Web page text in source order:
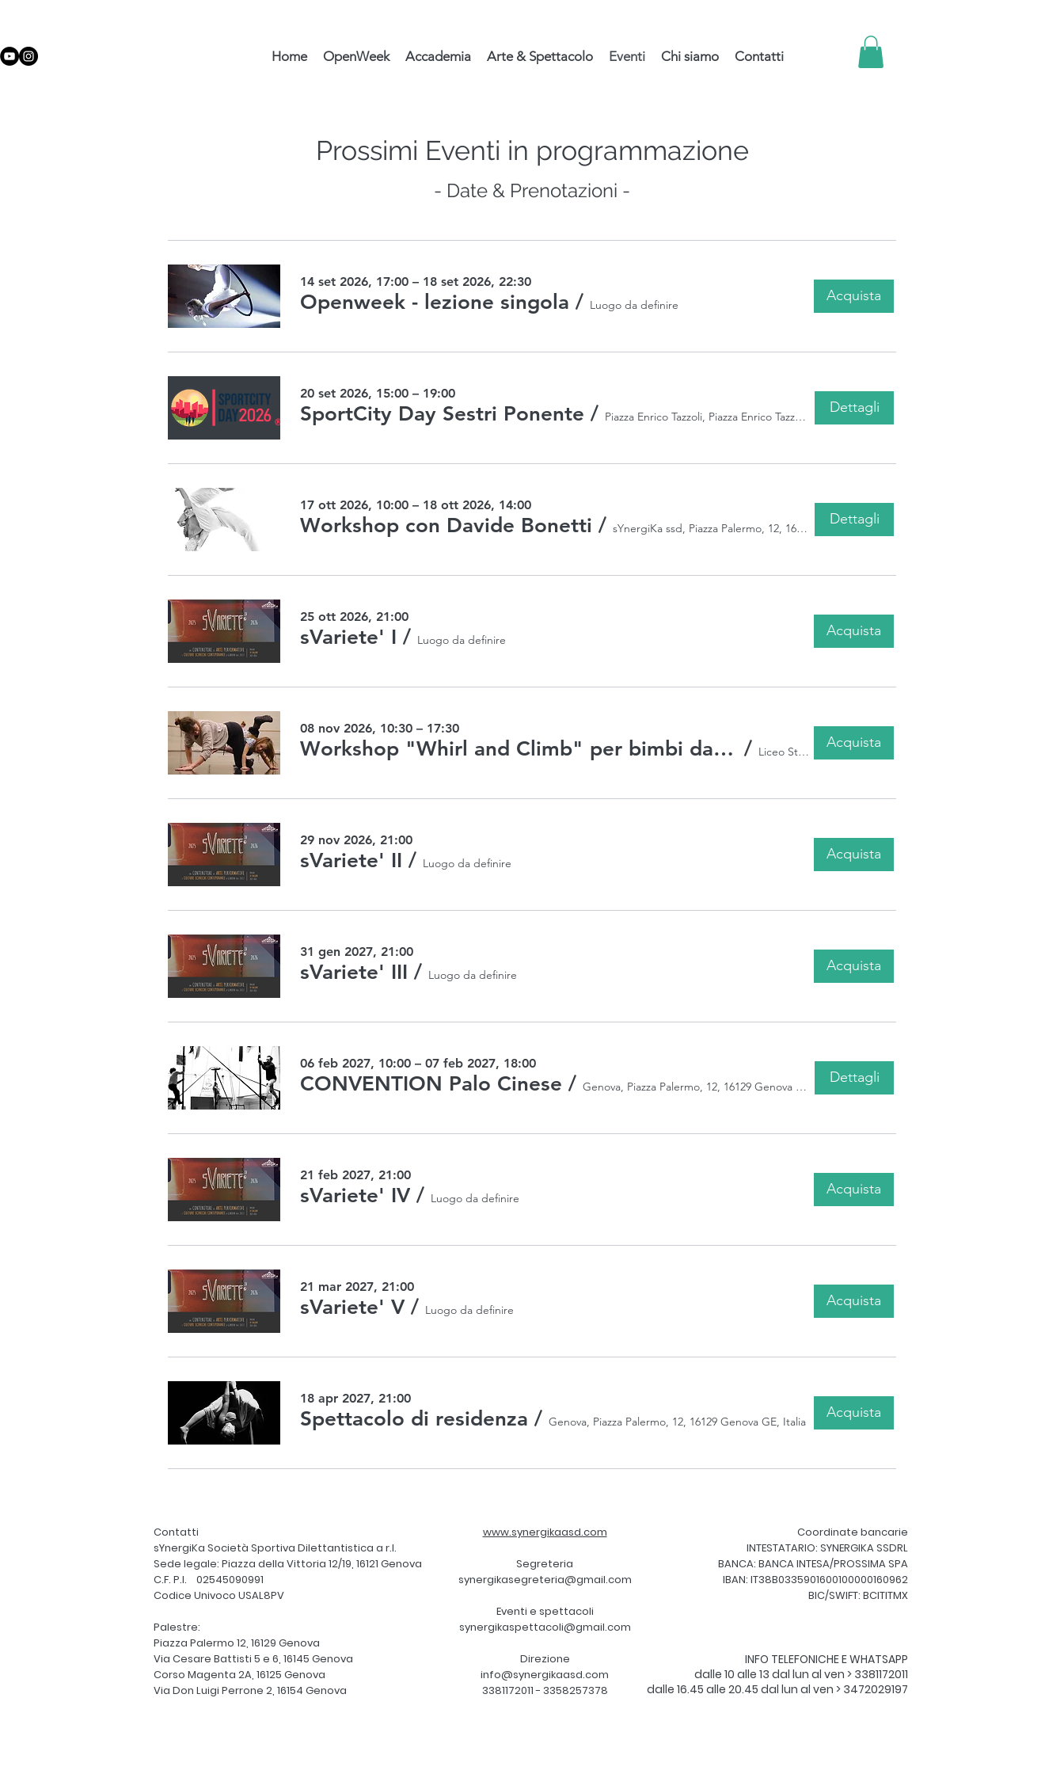
Home OpenWeek Accademia Arte & Spettacolo Eventi Chi siamo Contatti
Prossimi Eventi in programmazione
- Date & Prenotazioni -
14 set 2026, 17:00 – 18 set 2026, 22:30
Openweek - lezione singola / Luogo da definire
Acquista
20 set 2026, 15:00 – 19:00
SportCity Day Sestri Ponente / Piazza Enrico Tazzoli, Piazza Enrico Tazzoli, 16154 Genova GE, Italia
Dettagli
17 ott 2026, 10:00 – 18 ott 2026, 14:00
Workshop con Davide Bonetti / sYnergiKa ssd, Piazza Palermo, 12, 16129 Genova GE, Italia
Dettagli
25 ott 2026, 21:00
sVariete' I / Luogo da definire
Acquista
08 nov 2026, 10:30 – 17:30
Workshop "Whirl and Climb" per bimbi dai 3 mesi a 6 anni / Liceo Statale Sandro Pertini, Via Cesare Battisti, 5, 16145 Genova GE, Italia
Acquista
29 nov 2026, 21:00
sVariete' II / Luogo da definire
Acquista
31 gen 2027, 21:00
sVariete' III / Luogo da definire
Acquista
06 feb 2027, 10:00 – 07 feb 2027, 18:00
CONVENTION Palo Cinese / Genova, Piazza Palermo, 12, 16129 Genova GE, Italia
Dettagli
21 feb 2027, 21:00
sVariete' IV / Luogo da definire
Acquista
21 mar 2027, 21:00
sVariete' V / Luogo da definire
Acquista
18 apr 2027, 21:00
Spettacolo di residenza / Genova, Piazza Palermo, 12, 16129 Genova GE, Italia
Acquista
Contatti
sYnergiKa Società Sportiva Dilettantistica a r.l.
Sede legale: Piazza della Vittoria 12/19, 16121 Genova
C.F. P.I. 02545090991
Codice Univoco USAL8PV
Palestre:
Piazza Palermo 12, 16129 Genova
Via Cesare Battisti 5 e 6, 16145 Genova
Corso Magenta 2A, 16125 Genova
Via Don Luigi Perrone 2, 16154 Genova
Coordinate bancarie
INTESTATARIO: SYNERGIKA SSDRL
BANCA: BANCA INTESA/PROSSIMA SPA
IBAN: IT38B0335901600100000160962
BIC/SWIFT: BCITITMX
www.synergikaasd.com
Segreteria
synergikasegreteria@gmail.com
Eventi e spettacoli
synergikaspettacoli@gmail.com
Direzione
info@synergikaasd.com
3381172011 - 3358257378
INFO TELEFONICHE E WHATSAPP​
dalle 10 alle 13 dal lun al ven > 3381172011
dalle 16.45 alle 20.45 dal lun al ven > 3472029197